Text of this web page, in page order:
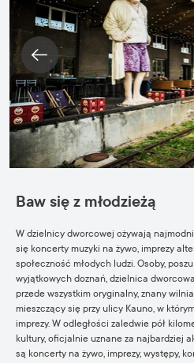
Baw się z młodzieżą
W dzielnicy dworcowej ożywają
się koncerty muzyki na żywo, imprezy
społeczność młodych ludzi. Osoby,
wyjątkowych doznań, dzielnica
przede wszystkim oryginalny, znany
mieszczący się przy ulicy Kauno, w
imprezy. W odległości zaledwie pół
kultury, oficjalnie uznane za najbardziej
są koncerty na żywo, imprezy, występy,